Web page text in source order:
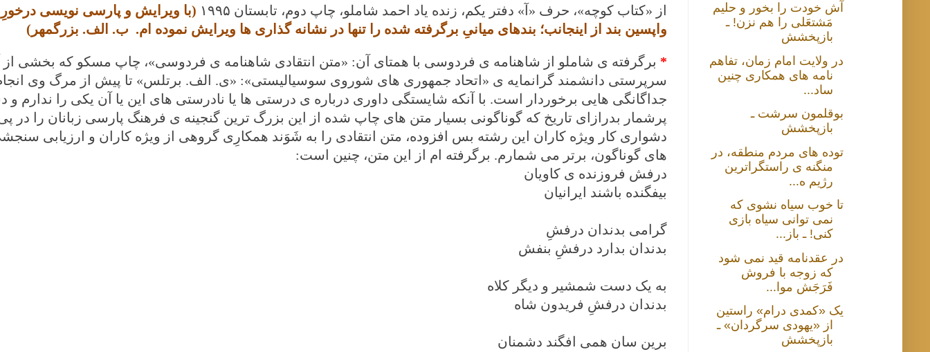
از «کتاب کوچه»، حرف «آ» دفتر یکم، زنده یاد احمد شاملو، چاپ دوم، تابستان ۱۹۹۵ (با ویرایش و پارسی نویسی
واپسین بند از اینجانب؛ بندهای میانیِ برگرفته شده را تنها در نشانه گذاری ها ویرایش نموده ام. ب. الف. بزرگمهر)
* برگرفته ی شاملو از شاهنامه ی فردوسی با همتای آن: «متن انتقادی شاهنامه ی فردوسی»، چاپ مسکو که بخشی از
سرپرستی دانشمند گرانمایه ی «اتحاد جمهوری های شوروی سوسیالیستی»: «ی. الف. برتلس» تا پیش از مرگ وی انجام
جداگانگی هایی برخوردار است. با آنکه شایستگی داوری درباره ی درستی ها یا نادرستی های این یا آن یکی را ندارم و
پرشمار بدرازای تاریخ که گوناگونی بسیار متن های چاپ شده از این بزرگ ترین گنجینه ی فرهنگ پارسی زبانان را در
دشواری کار ویژه کاران این رشته بس افزوده، متن انتقادی را به شَوَند همکارِی گروهی از ویژه کاران و ارزیابی
های گوناگون، برتر می شمارم. برگرفته ام از این متن، چنین است:
درفش فروزنده ی کاویان
بیفگنده باشند ایرانیان
گرامی بدندان درفشِ
بدندان بدارد درفشِ بنفش
به یک دست شمشیر و دیگر کلاه
بدندان درفشِ فریدون شاه
برین سان همی افگند دشمنان
آش خودت را بخور و حلیم
مَشتعَلی را هم نزن! ـ
بازپخشش
در ولایت امام زمان، تفاهم
نامه های همکاری چنین
ساد...
بوقلمون سرشت ـ
بازپخشش
توده های مردم منطقه، در
منگنه ی راستگراترین
رژیم ه...
تا خوب سیاه نشوی که
نمی توانی سیاه بازی
کنی! ـ باز...
در عقدنامه قید نمی شود
که زوجه با فروش
فَرَجَش موا...
یک «کمدی درام» راستین
از «یهودی سرگردان» ـ
بازپخشش